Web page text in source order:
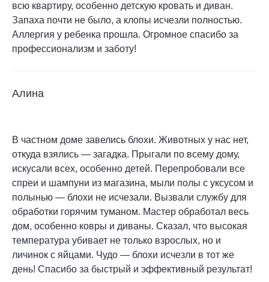
всю квартиру, особенно детскую кровать и диван.
Запаха почти не было, а клопы исчезли полностью.
Аллергия у ребенка прошла. Огромное спасибо за
профессионализм и заботу!
Алина
В частном доме завелись блохи. Животных у нас нет,
откуда взялись — загадка. Прыгали по всему дому,
искусали всех, особенно детей. Перепробовали все
спреи и шампуни из магазина, мыли полы с уксусом и
полынью — блохи не исчезали. Вызвали службу для
обработки горячим туманом. Мастер обработал весь
дом, особенно ковры и диваны. Сказал, что высокая
температура убивает не только взрослых, но и
личинок с яйцами. Чудо — блохи исчезли в тот же
день! Спасибо за быстрый и эффективный результат!